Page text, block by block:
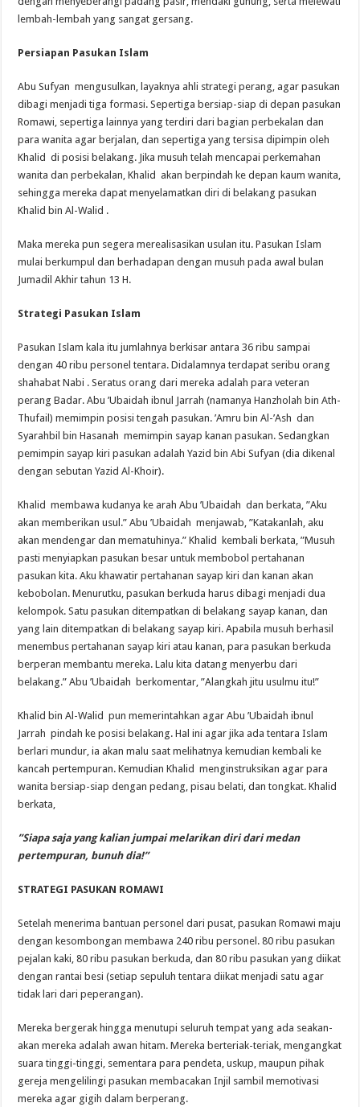
lembah-lembah yang sangat gersang.
Persiapan Pasukan Islam
Abu Sufyan mengusulkan, layaknya ahli strategi perang, agar pasukan
dibagi menjadi tiga formasi. Sepertiga bersiap-siap di depan pasukan
Romawi, sepertiga lainnya yang terdiri dari bagian perbekalan dan
para wanita agar berjalan, dan sepertiga yang tersisa dipimpin oleh
Khalid di posisi belakang. Jika musuh telah mencapai perkemahan
wanita dan perbekalan, Khalid akan berpindah ke depan kaum wanita,
sehingga mereka dapat menyelamatkan diri di belakang pasukan
Khalid bin Al-Walid .
Maka mereka pun segera merealisasikan usulan itu. Pasukan Islam
mulai berkumpul dan berhadapan dengan musuh pada awal bulan
Jumadil Akhir tahun 13 H.
Strategi Pasukan Islam
Pasukan Islam kala itu jumlahnya berkisar antara 36 ribu sampai
dengan 40 ribu personel tentara. Didalamnya terdapat seribu orang
shahabat Nabi . Seratus orang dari mereka adalah para veteran
perang Badar. Abu ’Ubaidah ibnul Jarrah (namanya Hanzholah bin Ath-
Thufail) memimpin posisi tengah pasukan. ’Amru bin Al-’Ash dan
Syarahbil bin Hasanah memimpin sayap kanan pasukan. Sedangkan
pemimpin sayap kiri pasukan adalah Yazid bin Abi Sufyan (dia dikenal
dengan sebutan Yazid Al-Khoir).
Khalid membawa kudanya ke arah Abu ’Ubaidah dan berkata, ”Aku
akan memberikan usul.” Abu ’Ubaidah menjawab, ”Katakanlah, aku
akan mendengar dan mematuhinya.” Khalid kembali berkata, ”Musuh
pasti menyiapkan pasukan besar untuk membobol pertahanan
pasukan kita. Aku khawatir pertahanan sayap kiri dan kanan akan
kebobolan. Menurutku, pasukan berkuda harus dibagi menjadi dua
kelompok. Satu pasukan ditempatkan di belakang sayap kanan, dan
yang lain ditempatkan di belakang sayap kiri. Apabila musuh berhasil
menembus pertahanan sayap kiri atau kanan, para pasukan berkuda
berperan membantu mereka. Lalu kita datang menyerbu dari
belakang.” Abu ’Ubaidah berkomentar, ”Alangkah jitu usulmu itu!”
Khalid bin Al-Walid pun memerintahkan agar Abu ’Ubaidah ibnul
Jarrah pindah ke posisi belakang. Hal ini agar jika ada tentara Islam
berlari mundur, ia akan malu saat melihatnya kemudian kembali ke
kancah pertempuran. Kemudian Khalid menginstruksikan agar para
wanita bersiap-siap dengan pedang, pisau belati, dan tongkat. Khalid
berkata,
”Siapa saja yang kalian jumpai melarikan diri dari medan
pertempuran, bunuh dia!”
STRATEGI PASUKAN ROMAWI
Setelah menerima bantuan personel dari pusat, pasukan Romawi maju
dengan kesombongan membawa 240 ribu personel. 80 ribu pasukan
pejalan kaki, 80 ribu pasukan berkuda, dan 80 ribu pasukan yang diikat
dengan rantai besi (setiap sepuluh tentara diikat menjadi satu agar
tidak lari dari peperangan).
Mereka bergerak hingga menutupi seluruh tempat yang ada seakan-
akan mereka adalah awan hitam. Mereka berteriak-teriak, mengangkat
suara tinggi-tinggi, sementara para pendeta, uskup, maupun pihak
gereja mengelilingi pasukan membacakan Injil sambil memotivasi
mereka agar gigih dalam berperang.